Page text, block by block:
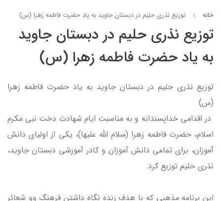
خانه توزیع نذری حلیم در دبستان جاوید به یاد حضرت فاطمه زهرا (س)
توزیع نذری حلیم در دبستان جاوید
به یاد حضرت فاطمه زهرا (س)
توزیع نذری حلیم در دبستان جاوید به یاد حضرت فاطمه زهرا
(س)
در اقدامی خداپسندانه و به مناسبت ایام شهادت دخت نبی مکرم
اسلام، حضرت فاطمه زهرا (سلام الله علیها)، یکی از اولیای دانش
آموزان، برای تمامی دانش آموزان و کادر آموزشی دبستان جاوید،
نذری حلیم توزیع کرد.
این برنامه مذهبی که با هدف زنده نگاه داشتن فرهنگ وو شعائر